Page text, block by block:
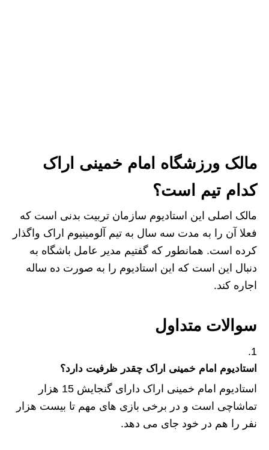
مالک ورزشگاه امام خمینی اراک
کدام تیم است؟
مالک اصلی این استادیوم سازمان تربیت بدنی است که
فعلا آن را به مدت سه سال به تیم آلومینیوم اراک واگذار
کرده است. همانطور که گفتیم مدیر عامل باشگاه به
دنبال این است که این استادیوم را به صورت ده ساله
اجاره کند.
سوالات متداول
استادیوم امام خمینی اراک چقدر ظرفیت دارد؟
استادیوم امام خمینی اراک دارای گنجایش 15 هزار
تماشاچی است و در برخی بازی های مهم تا بیست هزار
نفر را هم در خود جای می دهد.